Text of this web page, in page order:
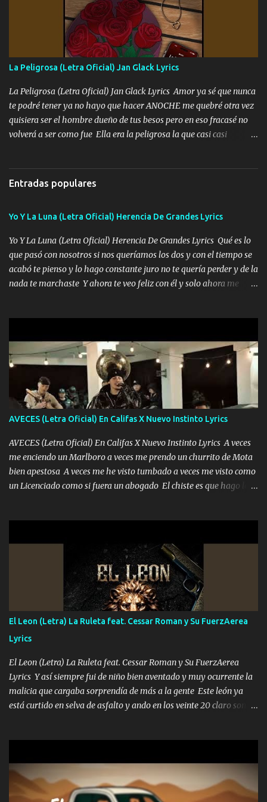
fajado y mi R terciado me van a ver allá por TJ para un licenciado
mando un abrazo andamos al cien Choritas también Música
Ando en la colonia bien acelerado traigo un M2 que nunca me ha
fallado para mi compadre mandó un fuerte abrazo también al
Especial sabe que lo apreciamos En los mejores antros me verán
tomando con mujeres hermosas y botellas destapando siempre
bien cuidado bien atrabancado y a los que me conocen ya saben de
lo que hablo Entre lob...
La Peligrosa (Letra Oficial) Jan Glack Lyrics
La Peligrosa (Letra Oficial) Jan Glack Lyrics Amor ya sé que nunca
te podré tener ya no hayo que hacer ANOCHE me quebré otra vez
quisiera ser el hombre dueño de tus besos pero en eso fracasé no
volverá a ser como fue Ella era la peligrosa la que casi casi
años solo pienso en ti mami no me crees se que no me crees
Música Amar me duele estoy rodeado de mujeres pero solo
pasión en la troca tus labios besándome yo quitándote la ropa no
quiero que sea nunca con otra yo quiero llevarte a la Luna y si
quieres en ese momento te pido que seas mi esposa Chingada
madre no quiero dejar de tenerte no ayuda la p'uta loquera y al
chile quisiera ser menos de ti dependiente la pinche tristeza me
encierra princesa tu sabes que nunca saldras de mi mente Ella era
Entradas populares
Yo Y La Luna (Letra Oficial) Herencia De Grandes Lyrics
Yo Y La Luna (Letra Oficial) Herencia De Grandes Lyrics Qué es lo
que pasó con nosotros si nos queríamos los dos y con el tiempo se
acabó te pienso y lo hago constante juro no te quería perder y de la
nada te marchaste Y ahora te veo feliz con él y solo ahora me
pero eso ya no va a pasar me perderé en la soledad Porque me
mirabas bonito si yo no fui el final feliz el final fue triste pa mí Y
duele no tenerte aquí sabiendo que moría por ti yo y la luna
cantamos y por ti nos embriagamos Quién sabe qué será de mí si
contigo fui muy feliz a lo mejor no lloró pero muy en el fondo te
adoro
AVECES (Letra Oficial) En Califas X Nuevo Instinto Lyrics
AVECES (Letra Oficial) En Califas X Nuevo Instinto Lyrics A veces
me enciendo un Marlboro a veces me prendo un churrito de Mota
bien apestosa A veces me he visto tumbado a veces me visto como
un Licenciado como si fuera un abogado El chiste es que hago lo
corriente no quieren verte subir de level trucha mis plebes Música
A veces me pongo un sombrero a veces me ven la cachucha de lado
con la mirada siempre en alto A veces me fajó una super o a veces
me fajó una Glock siempre armado todas las generaciones yo
traigo El chiste es que hago lo que quiero pues así soy me mandó
yo tengo el control a todos yo les paro el dedo soy hocicon un
malcriado un malandrón Que Les importa no saben nada falsas
las risas las que me miran hay gente corriente no quieren ve...
El Leon (Letra) La Ruleta feat. Cessar Roman y Su FuerzAerea
Lyrics
El Leon (Letra) La Ruleta feat. Cessar Roman y Su FuerzAerea
Lyrics Y así siempre fui de niño bien aventado y muy ocurrente la
malicia que cargaba sorprendía de más a la gente Este león ya
está curtido en selva de asfalto y ando en los veinte 20 claro son
pa más pues hay charola les voy a dar hasta topar pues no hay de
otra Música Surcando bien mi camino voy por mi línea no veo a
los lados aquel que no corre vuela no se me duerm voy chicoteado